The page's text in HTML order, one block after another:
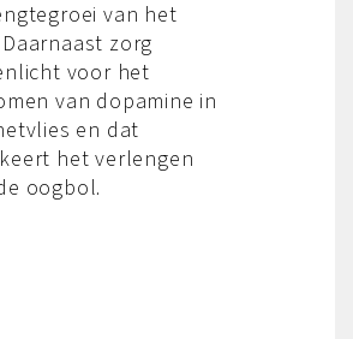
van het
zorg
voor het
van dopamine in
en dat
het verlengen
oogbol.